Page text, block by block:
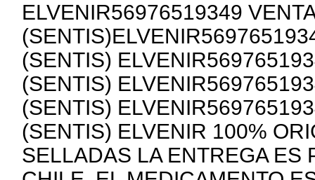
ELVENIR56976519349
(SENTIS)
(SENTIS)
(SENTIS)
(SENTIS) ELVENIR 100%
SELLADAS LA ENTREGA ES